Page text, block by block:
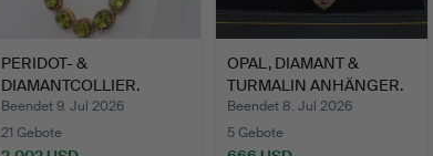
PERIDOT- &
DIAMANTCOLLIER.
Beendet 9. Jul 2026
21 Gebote
OPAL, DIAMANT &
TURMALIN ANHÄNGER.
Beendet 8. Jul 2026
5 Gebote